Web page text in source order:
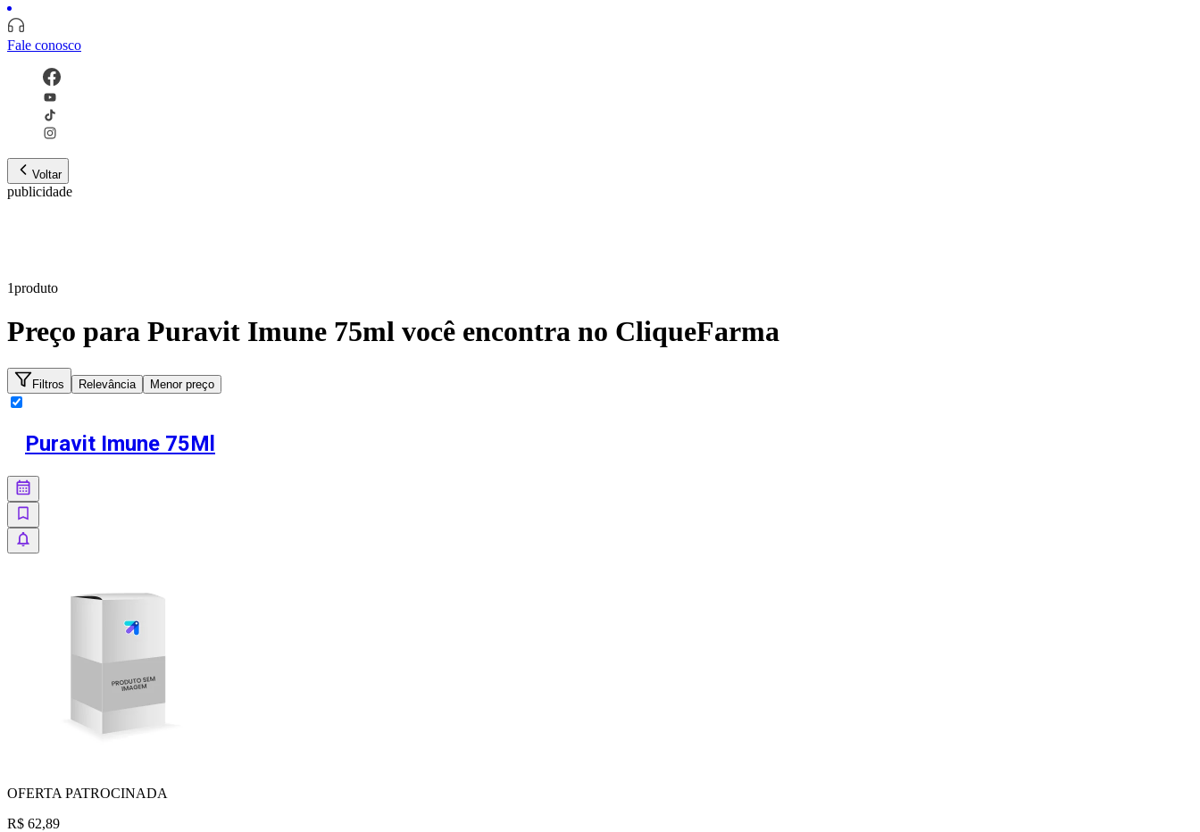
Fale conosco
Voltar
publicidade
1produto
Preço para Puravit Imune 75ml você encontra no CliqueFarma
Filtros Relevância Menor preço
Puravit Imune 75Ml
OFERTA PATROCINADA
R$ 62,89